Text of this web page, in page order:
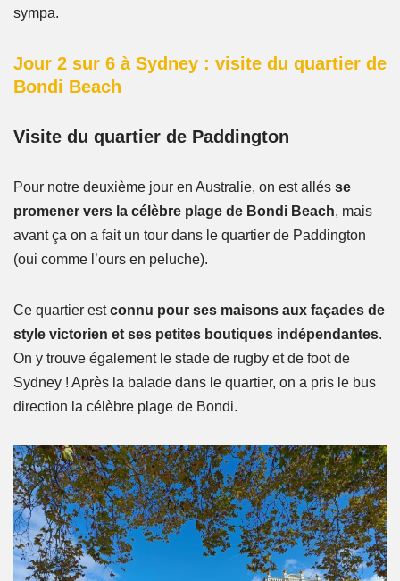
sympa.
Jour 2 sur 6 à Sydney : visite du quartier de
Bondi Beach
Visite du quartier de Paddington
Pour notre deuxième jour en Australie, on est allés se
promener vers la célèbre plage de Bondi Beach, mais
avant ça on a fait un tour dans le quartier de Paddington
(oui comme l’ours en peluche).
Ce quartier estconnu pour ses maisons aux façades de
style victorien et ses petites boutiques indépendantes.
On y trouve également le stade de rugby et de foot de
Sydney ! Après la balade dans le quartier, on a pris le bus
direction la célèbre plage de Bondi.